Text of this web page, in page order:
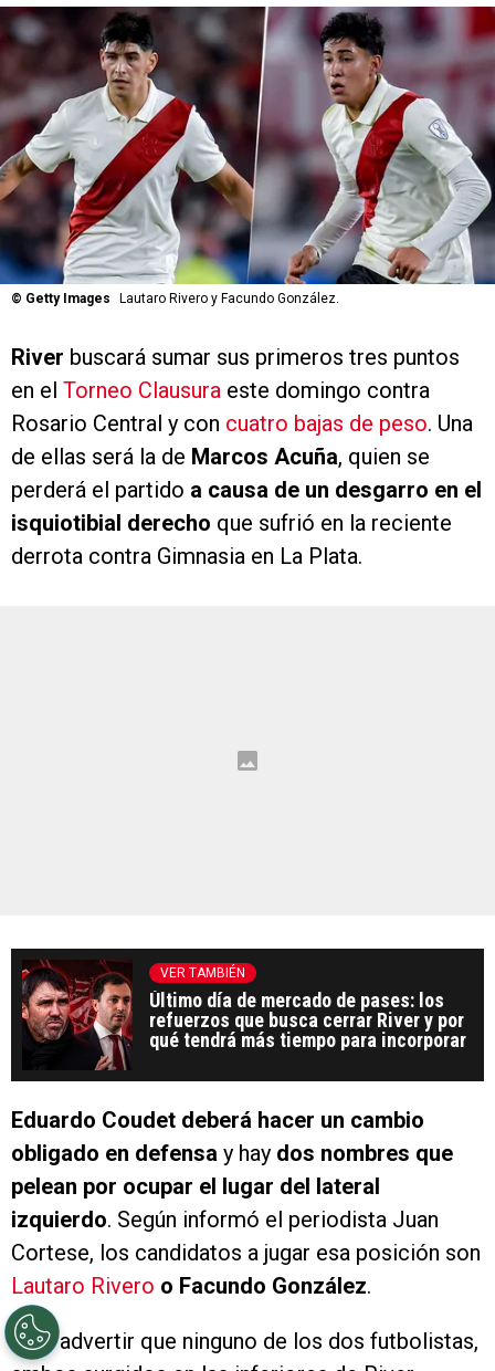
© Getty Images Lautaro Rivero y Facundo González.
River buscará sumar sus primeros tres puntos
en el Torneo Clausura este domingo contra
Rosario Central y con cuatro bajas de peso. Una
de ellas será la de Marcos Acuña, quien se
perderá el partido a causa de un desgarro en el
isquiotibial derecho que sufrió en la reciente
derrota contra Gimnasia en La Plata.
VER TAMBIÉN
Último día de mercado de pases: los
refuerzos que busca cerrar River y por
qué tendrá más tiempo para incorporar
Eduardo Coudet deberá hacer un cambio
obligado en defensa y hay dos nombres que
pelean por ocupar el lugar del lateral
izquierdo. Según informó el periodista Juan
Cortese, los candidatos a jugar esa posición son
Lautaro Rivero o Facundo González.
Vale advertir que ninguno de los dos futbolistas,